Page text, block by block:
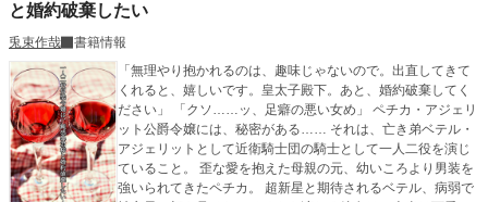
と婚約破棄したい
兎束作哉
書籍情報
「無理やり抱かれるのは、趣味じゃないので。出直してきて
くれると、嬉しいです。皇太子殿下。あと、婚約破棄してく
ださい」 「クソ……ッ、足癖の悪い女め」 ペチカ・アジェリ
ット公爵令嬢には、秘密がある…… それは、亡き弟ベテル・
アジェリットとして近衛騎士団の騎士として一人二役を演じ
ていること。 歪な愛を抱えた母親の元、幼いころより男装を
強いられてきたペチカ。 超新星と期待されるベテル、病弱で